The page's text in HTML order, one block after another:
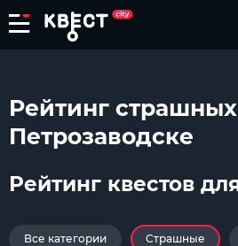
Рейтинг страшных
Петрозаводске
Рейтинг квестов
Все категории Страшные